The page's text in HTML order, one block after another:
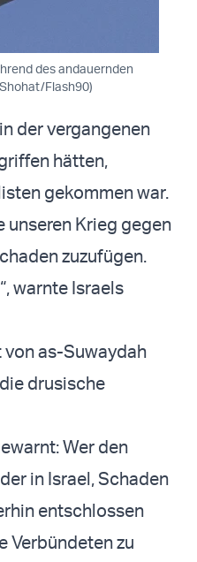
des andauernden
Flash90)
der vergangenen
hätten,
gekommen war.
unseren Krieg gegen
zuzufügen.
warnte Israels
as-Suwaydah
drusische
Wer den
in Israel, Schaden
entschlossen
Verbündeten zu